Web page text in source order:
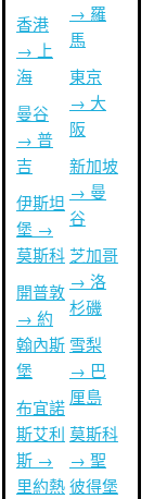
香港
→ 上
海
曼谷
→ 普
吉
伊斯坦
堡 →
莫斯科
開普敦
→ 約
翰內斯
堡
布宜諾
斯艾利
斯 →
里約熱
→ 羅
馬
東京
→ 大
阪
新加坡
→ 曼
谷
芝加哥
→ 洛
杉磯
雪梨
→ 巴
厘島
莫斯科
→ 聖
彼得堡